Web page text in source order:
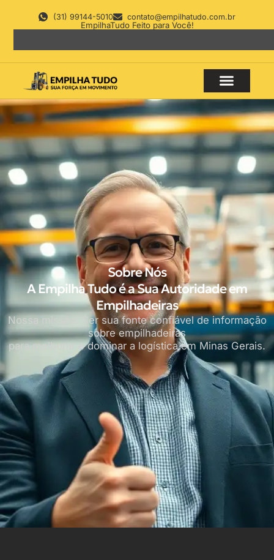
(31) 99144-5010 contato@empilhatudo.com.br
EmpilhaTudo Feito para Você!
Sobre Nós
A Empilha Tudo é a Sua Autoridade em
Empilhadeiras
Nossa missão: Ser sua fonte confiável de informação
sobre empilhadeiras
para melhorar e dominar a logística em Minas Gerais.